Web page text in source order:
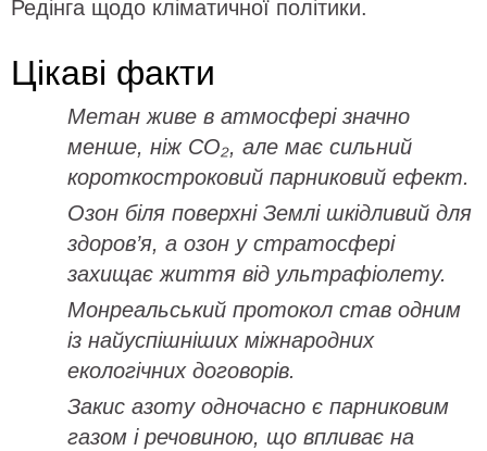
Редінга щодо кліматичної політики.
Цікаві факти
Метан живе в атмосфері значно
менше, ніж CO₂, але має сильний
короткостроковий парниковий ефект.
Озон біля поверхні Землі шкідливий для
здоров’я, а озон у стратосфері
захищає життя від ультрафіолету.
Монреальський протокол став одним
із найуспішніших міжнародних
екологічних договорів.
Закис азоту одночасно є парниковим
газом і речовиною, що впливає на